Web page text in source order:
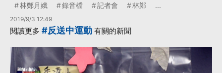
林鄭月娥 錄音檔 記者會 林鄭 ...
2019/9/3 12:49
閱讀更多 #反送中運動 有關的新聞